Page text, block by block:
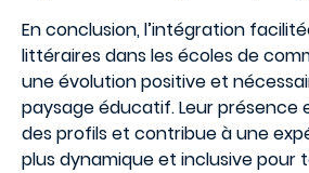
En conclusion, l’intégration
littéraires dans les écoles de
une évolution positive et
paysage éducatif. Leur présence
des profils et contribue à une
plus dynamique et inclusive pour